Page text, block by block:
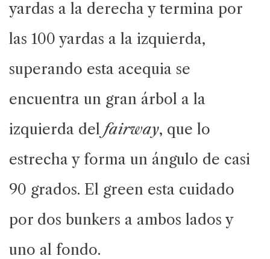
yardas a la derecha y termina por
las 100 yardas a la izquierda,
superando esta acequia se
encuentra un gran árbol a la
izquierda delfairway, que lo
estrecha y forma un ángulo de casi
90 grados. El green esta cuidado
por dos bunkers a ambos lados y
uno al fondo.